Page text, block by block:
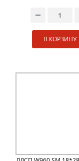
В КОРЗИНУ